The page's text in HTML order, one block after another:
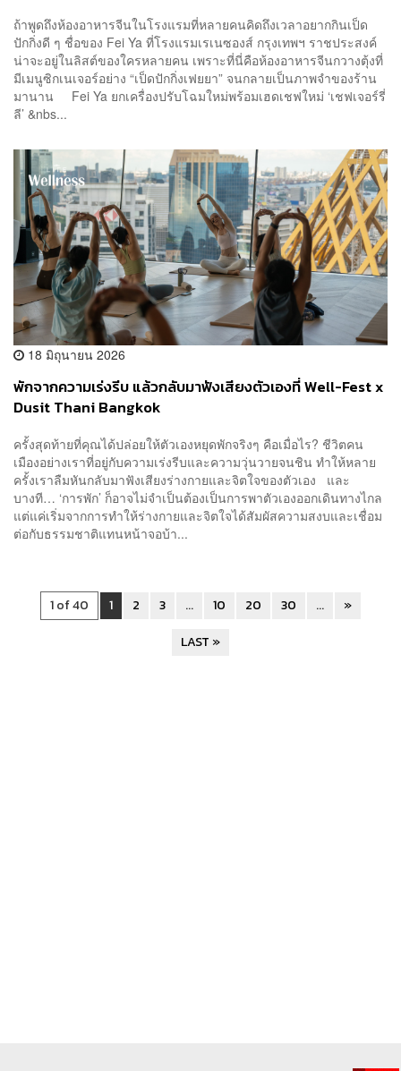
ถ้าพูดถึงห้องอาหารจีนในโรงแรมที่หลายคนคิดถึงเวลาอยากกินเป็ด
ปักกิ่งดี ๆ ชื่อของ Fei Ya ที่โรงแรมเรเนซองส์ กรุงเทพฯ ราชประสงค์
น่าจะอยู่ในลิสต์ของใครหลายคน เพราะที่นี่คือห้องอาหารจีนกวางตุ้งที่
มีเมนูซิกเนเจอร์อย่าง “เป็ดปักกิ่งเฟยยา” จนกลายเป็นภาพจำของร้าน
มานาน Fei Ya ยกเครื่องปรับโฉมใหม่พร้อมเฮดเชฟใหม่ ‘เชฟเจอร์รี่
ลี’ &nbs...
18 มิถุนายน 2026
พักจากความเร่งรีบ แล้วกลับมาฟังเสียงตัวเองที่ Well-Fest x
Dusit Thani Bangkok
ครั้งสุดท้ายที่คุณได้ปล่อยให้ตัวเองหยุดพักจริงๆ คือเมื่อไร? ชีวิตคน
เมืองอย่างเราที่อยู่กับความเร่งรีบและความวุ่นวายจนชิน ทำให้หลาย
ครั้งเราลืมหันกลับมาฟังเสียงร่างกายและจิตใจของตัวเอง และ
บางที… ‘การพัก’ ก็อาจไม่จำเป็นต้องเป็นการพาตัวเองออกเดินทางไกล
แต่แค่เริ่มจากการทำให้ร่างกายและจิตใจได้สัมผัสความสงบและเชื่อม
ต่อกับธรรมชาติแทนหน้าจอบ้า...
1 of 40 1 2 3 ... 10 20 30 ...
»
LAST »